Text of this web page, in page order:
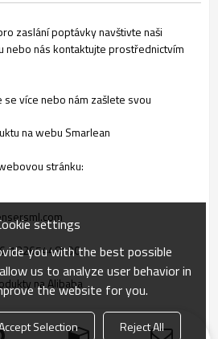
zaslání poptávky navštivte naši
nebo nás kontaktujte prostřednictvím
se více nebo nám zašlete svou
na webu Smarlean
stránku:
na Alibaba
na Made-in-China
settings
you with the best possible
us to analyze user behavior in
the website for you.
Selection Reject All